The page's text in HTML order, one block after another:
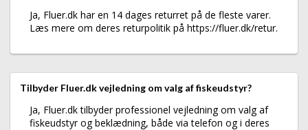
Ja, Fluer.dk har en 14 dages returret på de fleste varer.
Læs mere om deres returpolitik på https://fluer.dk/retur.
Tilbyder Fluer.dk vejledning om valg af fiskeudstyr?
Ja, Fluer.dk tilbyder professionel vejledning om valg af
fiskeudstyr og beklædning, både via telefon og i deres